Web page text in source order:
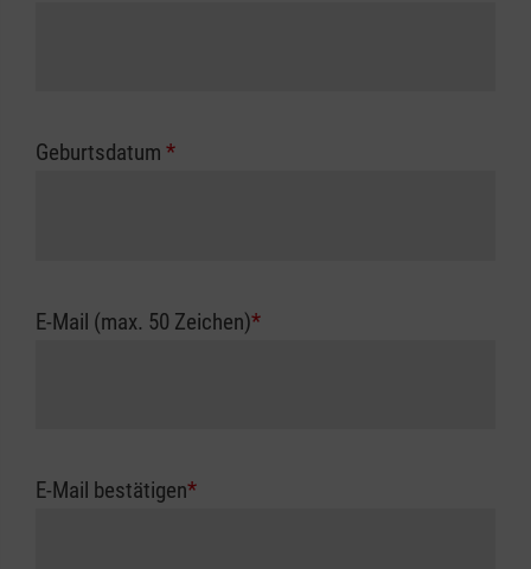
Geburtsdatum *
E-Mail (max. 50 Zeichen)*
E-Mail bestätigen*